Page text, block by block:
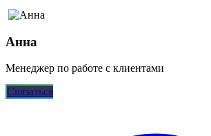
Анна
Менеджер по работе с клиентами
Связаться